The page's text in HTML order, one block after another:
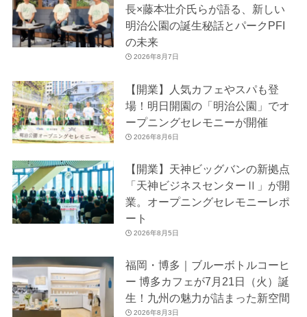
長×藤本壮介氏らが語る、新しい
明治公園の誕生秘話とパークPFI
の未来
2026年8月7日
【開業】人気カフェやスパも登
場！明日開園の「明治公園」でオ
ープニングセレモニーが開催
2026年8月6日
【開業】天神ビッグバンの新拠点
「天神ビジネスセンターⅡ」が開
業。オープニングセレモニーレポ
ート
2026年8月5日
福岡・博多｜ブルーボトルコーヒ
ー 博多カフェが7月21日（火）誕
生！九州の魅力が詰まった新空間
2026年8月3日